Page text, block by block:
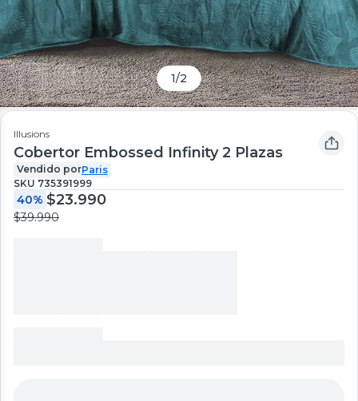
1/2
Illusions
Cobertor Embossed Infinity 2 Plazas
Vendido porParis
SKU 735391999
40% $23.990
$39.990